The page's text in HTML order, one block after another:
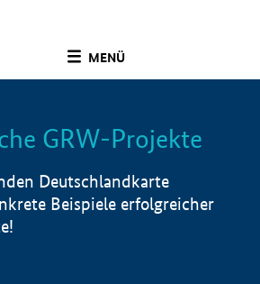
MENÜ
Info
GRW-Projekte
Deutschlandkarte
Beispiele erfolgreicher